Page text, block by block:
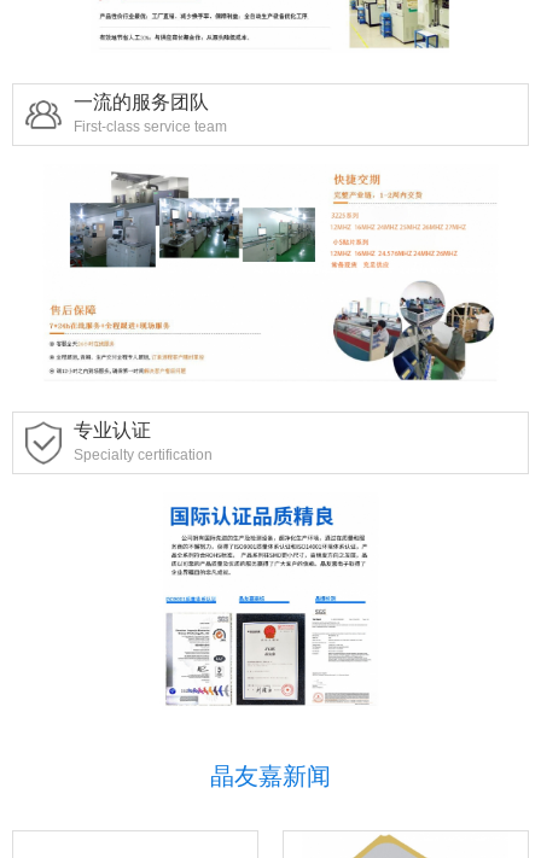
一流的服务团队
First-class service team
专业认证
Specialty certification
晶友嘉新闻